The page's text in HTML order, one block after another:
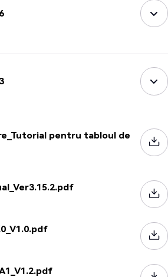
pentru tabloul de